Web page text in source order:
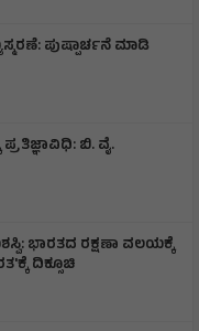
ಪುಷ್ಪಾರ್ಚನೆ ಮಾಡಿ
ಬಿ. ವೈ.
ಭಾರತದ ರಕ್ಷಣಾ ವಲಯಕ್ಕೆ
ದಿಕ್ಸೂಚಿ